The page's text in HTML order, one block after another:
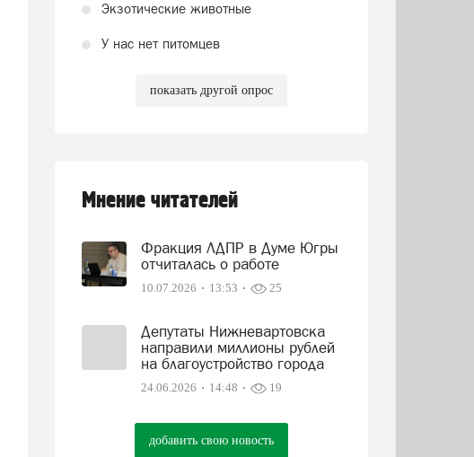
Экзотические животные
У нас нет питомцев
показать другой опрос
Мнение читателей
Фракция ЛДПР в Думе Югры
отчиталась о работе
10.07.2026 13:53 25
Депутаты Нижневартовска
направили миллионы рублей
на благоустройство города
24.06.2026 14:48 19
добавить свою новость